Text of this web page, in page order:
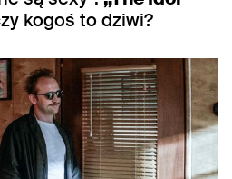
kogoś to dziwi?